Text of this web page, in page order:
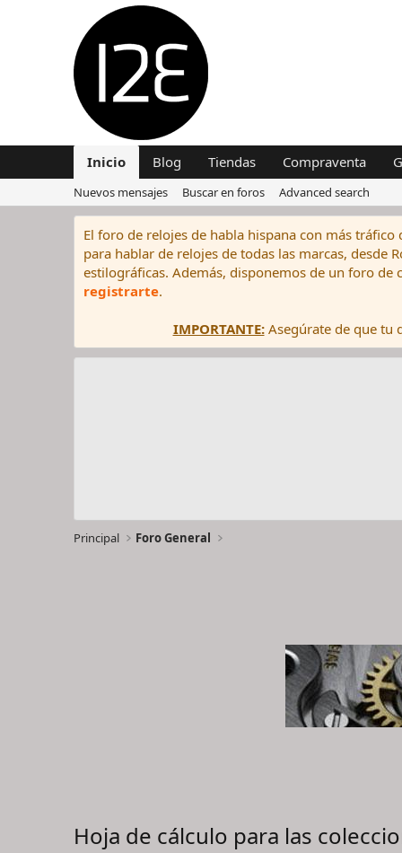
Inicio Blog Tiendas Compraventa
Nuevos mensajes Buscar en foros Advanced search
El foro de relojes de habla hispana con más
para hablar de relojes de todas las marcas, desde
estilográficas. Además, disponemos de un foro
registrarte.
IMPORTANTE:Asegúrate de que tu
Principal Foro General
Hoja de cálculo para las